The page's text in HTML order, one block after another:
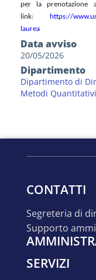
per la prenotazione
link:
https://
laurea
Data avviso
20/05/2026
Dipartimento
Dipartimento di
Metodi
CONTATTI
segreteria di
supporto
SERVIZI